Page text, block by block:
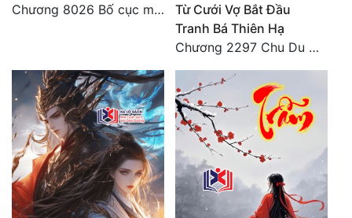
Sát Phạt Quyết Đoán
Điềm Đạm
Chương 8026 Bố cục mới
Từ Cưới Vợ Bắt Đầu
Tranh Bá Thiên Hạ
Chương 2297 Chu Du Du mang thai